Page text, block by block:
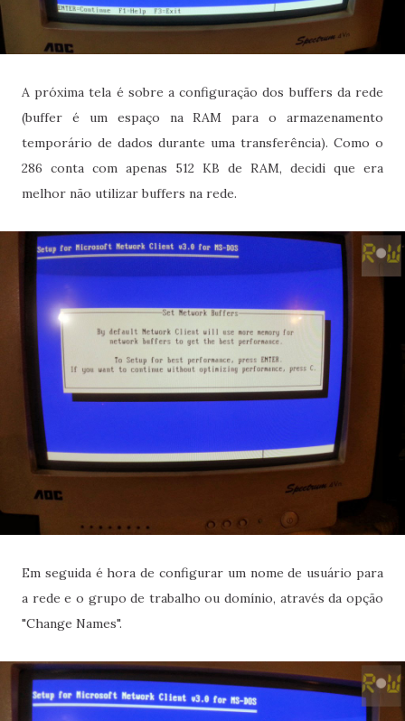
A próxima tela é sobre a configuração dos buffers da rede
(buffer é um espaço na RAM para o armazenamento
temporário de dados durante uma transferência). Como o
286 conta com apenas 512 KB de RAM, decidi que era
melhor não utilizar buffers na rede.
Em seguida é hora de configurar um nome de usuário para
a rede e o grupo de trabalho ou domínio, através da opção
"Change Names".